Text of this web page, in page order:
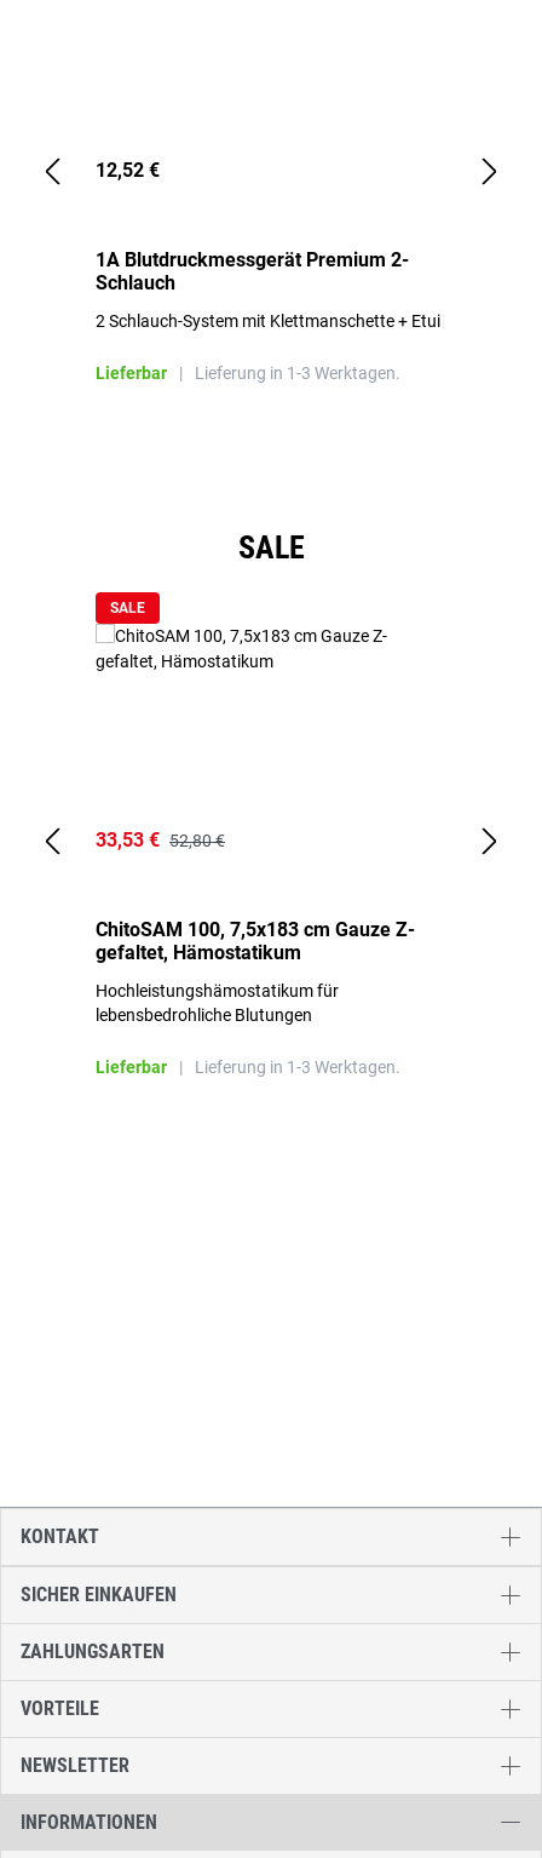
12,52 €
1A Blutdruckmessgerät Premium 2-
Schlauch
2 Schlauch-System mit Klettmanschette + Etui
Lieferbar | Lieferung in 1-3 Werktagen.
SALE
SALE
33,53 € 52,80 €
ChitoSAM 100, 7,5x183 cm Gauze Z-
gefaltet, Hämostatikum
Hochleistungshämostatikum für
lebensbedrohliche Blutungen
Lieferbar | Lieferung in 1-3 Werktagen.
SICHER EINKAUFEN
ZAHLUNGSARTEN
VORTEILE
NEWSLETTER
INFORMATIONEN
KONTAKT